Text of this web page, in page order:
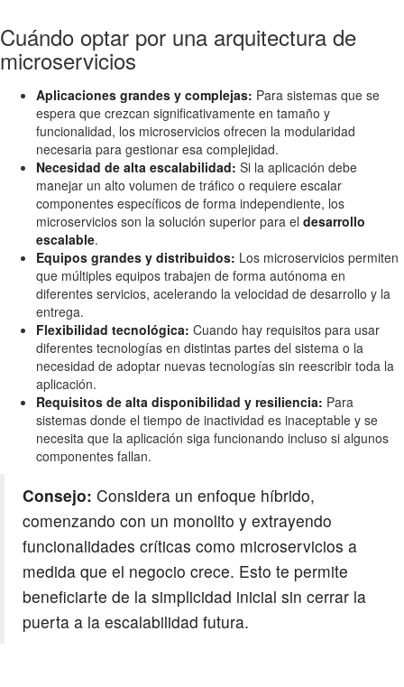
Cuándo optar por una arquitectura de
microservicios
Aplicaciones grandes y complejas: Para sistemas que se
espera que crezcan significativamente en tamaño y
funcionalidad, los microservicios ofrecen la modularidad
necesaria para gestionar esa complejidad.
Necesidad de alta escalabilidad: Si la aplicación debe
manejar un alto volumen de tráfico o requiere escalar
componentes específicos de forma independiente, los
microservicios son la solución superior para el desarrollo
escalable.
Equipos grandes y distribuidos: Los microservicios permiten
que múltiples equipos trabajen de forma autónoma en
diferentes servicios, acelerando la velocidad de desarrollo y la
entrega.
Flexibilidad tecnológica: Cuando hay requisitos para usar
diferentes tecnologías en distintas partes del sistema o la
necesidad de adoptar nuevas tecnologías sin reescribir toda la
aplicación.
Requisitos de alta disponibilidad y resiliencia: Para
sistemas donde el tiempo de inactividad es inaceptable y se
necesita que la aplicación siga funcionando incluso si algunos
componentes fallan.
Consejo: Considera un enfoque híbrido,
comenzando con un monolito y extrayendo
funcionalidades críticas como microservicios a
medida que el negocio crece. Esto te permite
beneficiarte de la simplicidad inicial sin cerrar la
puerta a la escalabilidad futura.